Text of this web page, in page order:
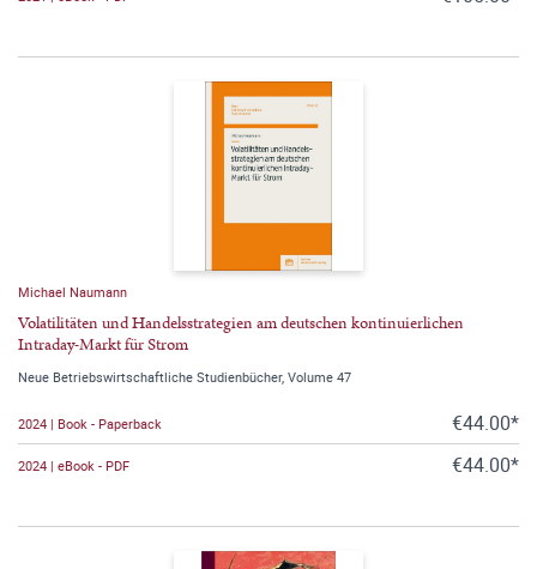
Michael Naumann
Volatilitäten und Handelsstrategien am deutschen kontinuierlichen
Intraday-Markt für Strom
Neue Betriebswirtschaftliche Studienbücher, Volume 47
2024 | Book - Paperback €44.00*
2024 | eBook - PDF €44.00*